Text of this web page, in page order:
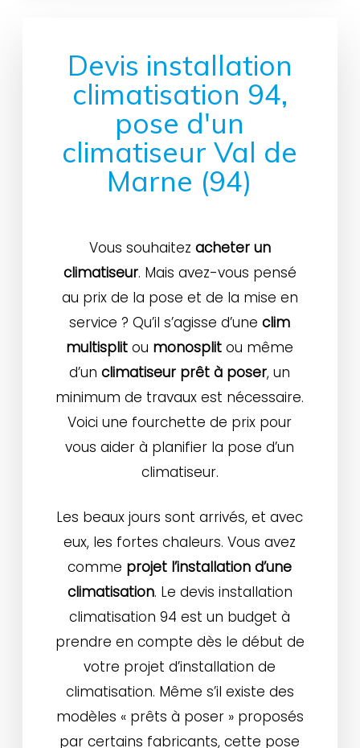
Devis installation
climatisation 94,
pose d'un
climatiseur Val de
Marne (94)
Vous souhaitez acheter un
climatiseur. Mais avez-vous pensé
au prix de la pose et de la mise en
service ? Qu’il s’agisse d’uneclim
multisplit ou monosplit ou même
d’unclimatiseur prêt à poser, un
minimum de travaux est nécessaire.
Voici une fourchette de prix pour
vous aider à planifier la pose d’un
climatiseur.
Les beaux jours sont arrivés, et avec
eux, les fortes chaleurs. Vous avez
comme projet l’installation d’une
climatisation. Le devis installation
climatisation 94 est un budget à
prendre en compte dès le début de
votre projet d’installation de
climatisation. Même s’il existe des
modèles « prêts à poser » proposés
par certains fabricants, cette pose